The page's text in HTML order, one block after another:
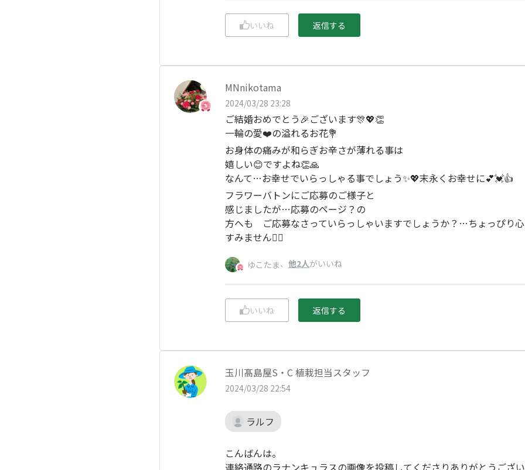
いいね 返信する
MNnikotama
2024/03/28 23:28
ご結婚おめでとう🎉ございます🎊💖👏
一輪の愛❤️の溢れるお花💐
お身体の痛みが和らぎお辛さが薄れる事は
嬉しい😊ですよね👏🙏
なんて…お幸せでいらっしゃる事でしょう✨💖末永くお幸せに💕💓👍
フラワーバトンにご応募のご様子と
感じましたが…応募のページ？の
方へも ご応募なさっていらっしゃいますでしょうか？…ちょっぴり
すみません🙇‍♀️
ゆこたま、 他2人がいいね
いいね 返信する
玉川髙島屋S・C 植栽担当スタッフ
2024/03/28 22:54
ラルフ
こんばんは。
連絡通路のラナンキュラスの画像を投稿してくださりありがとうござ